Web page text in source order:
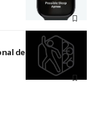
de la Danza 2026